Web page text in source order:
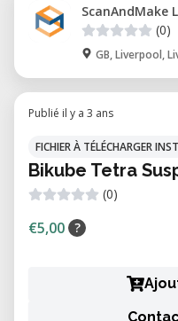
ScanAndMake
(0)
GB, Liverpool,
Publié il y a 3 ans
FICHIER À TÉLÉCHARGER
Bikube Tetra
(0)
€5,00 ?